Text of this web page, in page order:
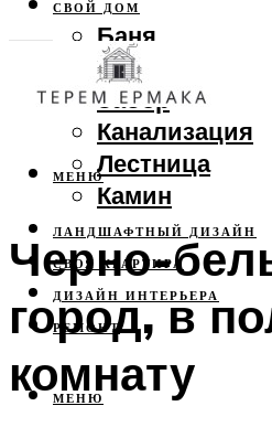
СВОЙ ДОМ
Баня
Веранда
Забор
Канализация
Лестница
Камин
ЛАНДШАФТНЫЙ ДИЗАЙН
СВОЯ КВАРТИРА
ДИЗАЙН ИНТЕРЬЕРА
РЕМОНТ
МЕНЮ
МЕНЮ
Черно-
город, в
комнату